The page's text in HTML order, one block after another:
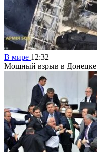
В мире 12:32
Мощный взрыв в Донецке